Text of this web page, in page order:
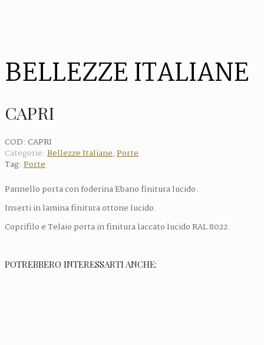
BELLEZZE ITALIANE
CAPRI
COD: CAPRI
Categorie: Bellezze Italiane,Porte
Tag: Porte
Pannello porta con foderina Ebano finitura lucido.
Inserti in lamina finitura ottone lucido.
Coprifilo e Telaio porta in finitura laccato lucido RAL 8022.
POTREBBERO INTERESSARTI ANCHE: